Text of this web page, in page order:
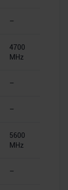
–
4700
MHz
–
–
5600
MHz
–